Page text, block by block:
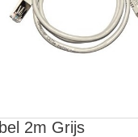
2m Grijs